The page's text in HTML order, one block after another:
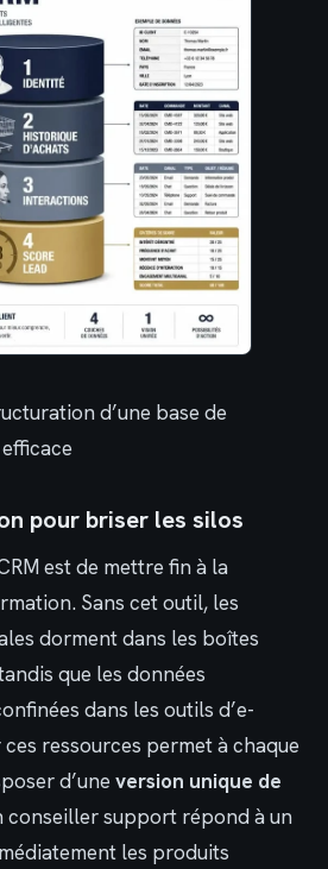
d’une base de
pour briser les silos
est de mettre fin à la
Sans cet outil, les
dorment dans les boîtes
que les données
dans les outils d’e-
ressources permet à chaque
d’une version unique de
conseiller support répond à un
les produits